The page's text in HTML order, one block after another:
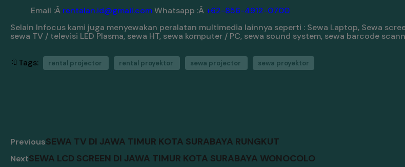
Email :Â rentalan.id@gmail.comWhatsapp :Â +62-856-4912-0700
Selain Infocus kami juga menyewakan peralatan multimedia lainnya seperti : Sewa Laptop, Sewa
sewa TV / televisi LED Plasma, sewa HT, sewa komputer / PC, sewa sound system, sewa barcode
🔖Tags: rental projector rental proyektor sewa projector sewa proyektor
PreviousSEWA TV DI JAWA TIMUR KOTA SURABAYA RUNGKUT
NextSEWA LCD SCREEN DI JAWA TIMUR KOTA SURABAYA WONOCOLO